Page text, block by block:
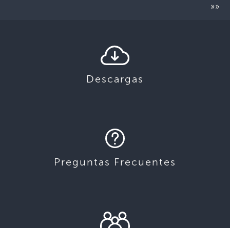
»»
Descargas
Preguntas Frecuentes